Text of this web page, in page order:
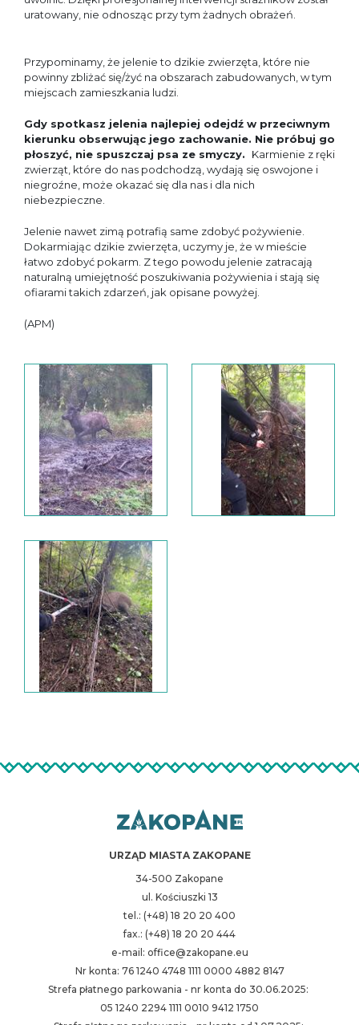
uratowany, nie odnosząc przy tym żadnych obrażeń.
Przypominamy, że jelenie to dzikie zwierzęta, które nie
powinny zbliżać się/żyć na obszarach zabudowanych, w tym
miejscach zamieszkania ludzi.
Gdy spotkasz jelenia najlepiej odejdź w przeciwnym
kierunku obserwując jego zachowanie. Nie próbuj go
płoszyć, nie spuszczaj psa ze smyczy. Karmienie z ręki
zwierząt, które do nas podchodzą, wydają się oswojone i
niegroźne, może okazać się dla nas i dla nich
niebezpieczne.
Jelenie nawet zimą potrafią same zdobyć pożywienie.
Dokarmiając dzikie zwierzęta, uczymy je, że w mieście
łatwo zdobyć pokarm. Z tego powodu jelenie zatracają
naturalną umiejętność poszukiwania pożywienia i stają się
ofiarami takich zdarzeń, jak opisane powyżej.
(APM)
URZĄD MIASTA ZAKOPANE
34-500 Zakopane
ul. Kościuszki 13
tel.: (+48) 18 20 20 400
fax.: (+48) 18 20 20 444
e-mail: office@zakopane.eu
Nr konta: 76 1240 4748 1111 0000 4882 8147
Strefa płatnego parkowania - nr konta do 30.06.2025:
05 1240 2294 1111 0010 9412 1750